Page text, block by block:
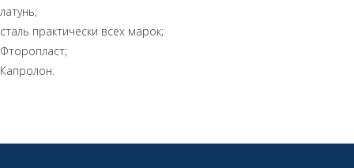
латунь;
сталь практически всех марок;
Фторопласт;
Капролон.